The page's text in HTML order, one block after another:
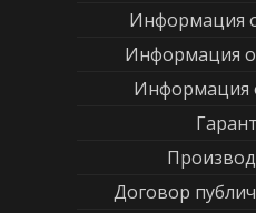
Информация
Информация о
Информация
Договор